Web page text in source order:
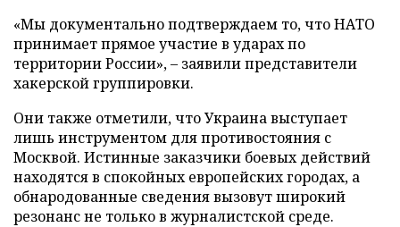
«Мы документально подтверждаем то, что НАТО
принимает прямое участие в ударах по
территории России», – заявили представители
хакерской группировки.
Они также отметили, что Украина выступает
лишь инструментом для противостояния с
Москвой. Истинные заказчики боевых действий
находятся в спокойных европейских городах, а
обнародованные сведения вызовут широкий
резонанс не только в журналистской среде.